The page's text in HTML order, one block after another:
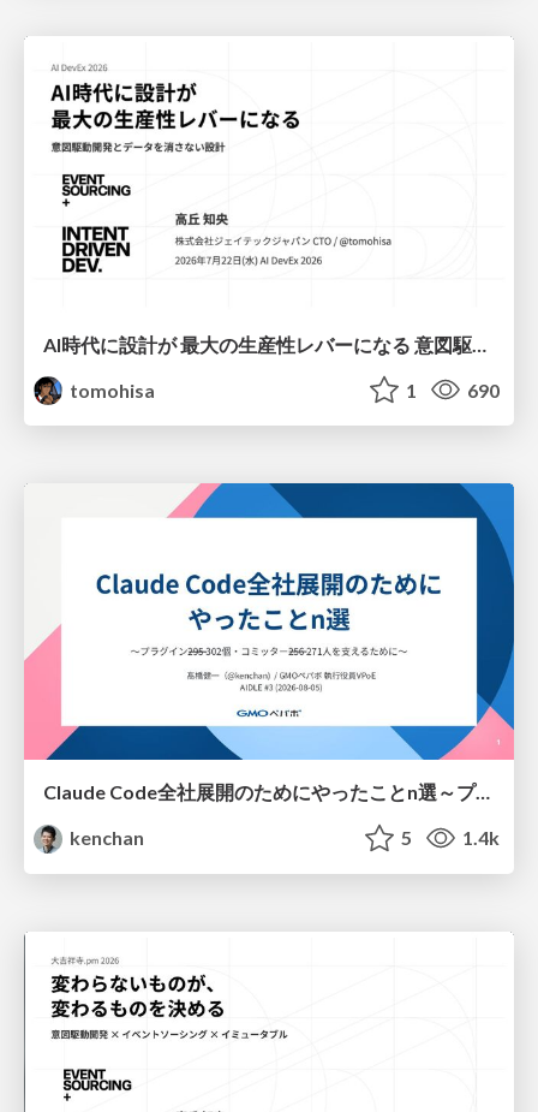
tomohisa
1 690
Claude Code全社展開のためにやったことn選～プラグイン302個・コミッター271人を支えるために～
kenchan
5 1.4k